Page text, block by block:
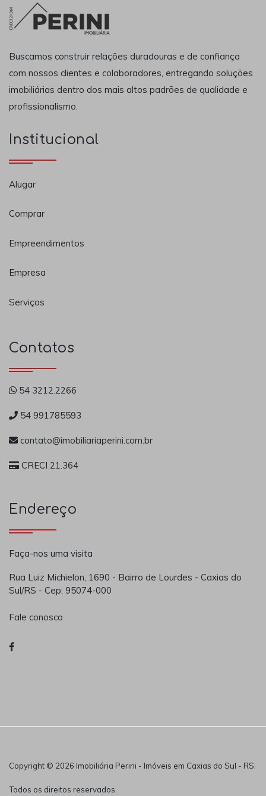
Buscamos construir relações duradouras e de confiança
com nossos clientes e colaboradores, entregando soluções
imobiliárias dentro dos mais altos padrões de qualidade e
profissionalismo.
Institucional
Alugar
Comprar
Empreendimentos
Empresa
Serviços
Contatos
54 3212.2266
54 991785593
contato@imobiliariaperini.com.br
CRECI 21.364
Endereço
Faça-nos uma visita
Rua Luiz Michielon, 1690 - Bairro de Lourdes - Caxias do
Sul/RS - Cep: 95074-000
Fale conosco
Copyright © 2026 Imobiliária Perini - Imóveis em Caxias do Sul - RS.
Todos os direitos reservados.